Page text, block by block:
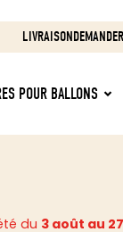
LIVRAISON
POUR BALLONS
du 3 août au 27